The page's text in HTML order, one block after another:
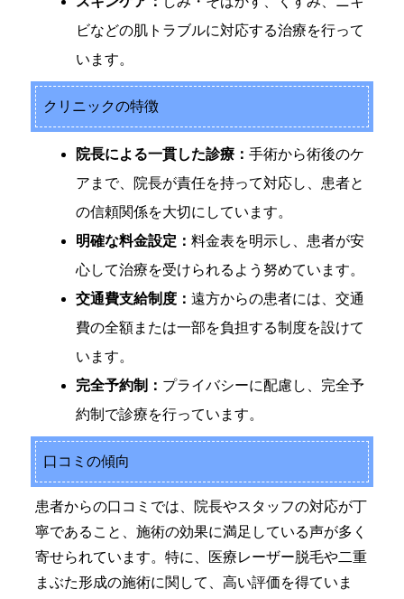
ビなどの肌トラブルに対応する治療を行って
います。
クリニックの特徴
院長による一貫した診療： 手術から術後のケ
アまで、院長が責任を持って対応し、患者と
の信頼関係を大切にしています。
明確な料金設定： 料金表を明示し、患者が安
心して治療を受けられるよう努めています。
交通費支給制度： 遠方からの患者には、交通
費の全額または一部を負担する制度を設けて
います。
完全予約制： プライバシーに配慮し、完全予
約制で診療を行っています。
口コミの傾向
患者からの口コミでは、院長やスタッフの対応が丁
寧であること、施術の効果に満足している声が多く
寄せられています。特に、医療レーザー脱毛や二重
まぶた形成の施術に関して、高い評価を得ていま